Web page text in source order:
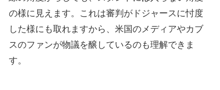
の様に見えます。これは審判がドジャースに忖度
した様にも取れますから、米国のメディアやカブ
スのファンが物議を醸しているのも理解できま
す。